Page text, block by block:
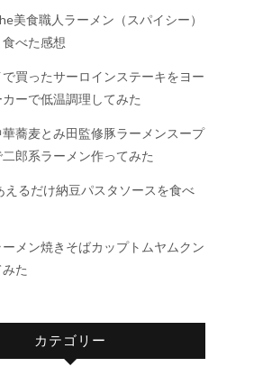
食職人ラーメン（スパイシー）
べた感想
で買ったサーロインステーキをヨー
ーで低温調理してみた
蕎麦とみ田監修豚ラーメンスープ
郎系ラーメン作ってみた
えるだけ納豆パスタソースを食べ
メン焼きそばカップトムヤムクン
た
カテゴリー